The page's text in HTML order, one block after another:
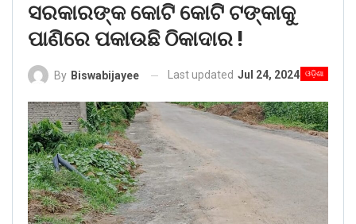
ସରକାରଙ୍କ କୋଟି କୋଟି ଟଙ୍କାକୁ
ପାଣିରେ ପକାଉଛି ଠିକାଦାର !
ଓଡ଼ିଶା
By Biswabijayee Last updated Jul 24, 2024